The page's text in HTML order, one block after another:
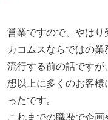
営業ですので、やはり
カコムスならではの
流行する前の話です
想以上に多くのお客
ったです。
これまでの職歴で企画